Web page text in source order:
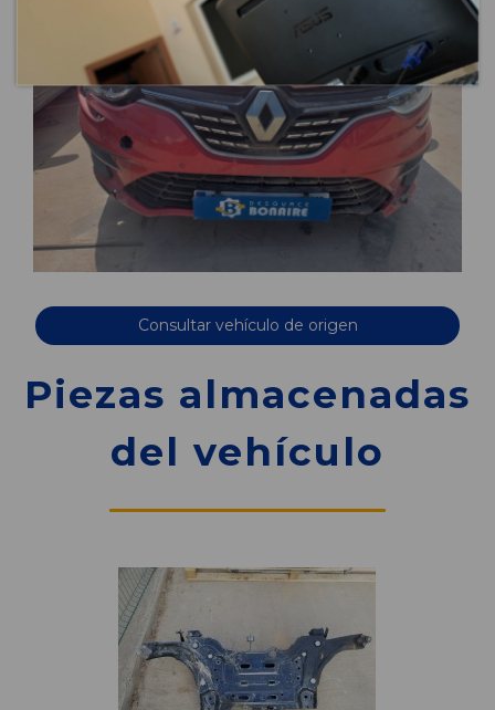
Consultar vehículo de origen
Piezas almacenadas
del vehículo